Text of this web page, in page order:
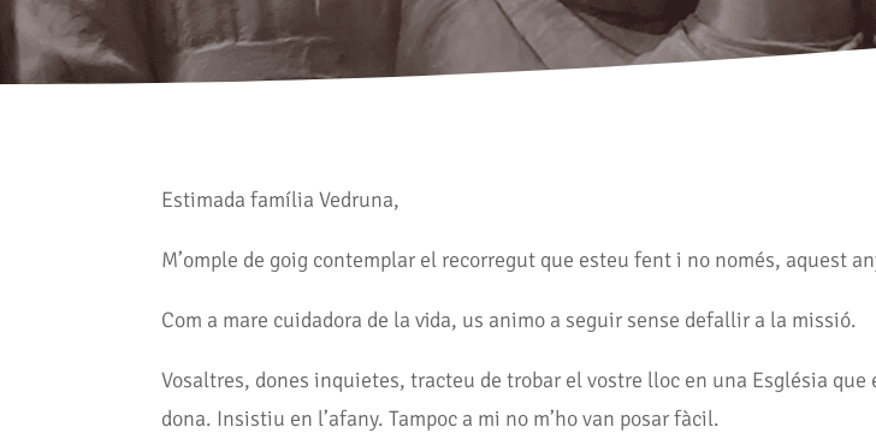
Estimada família Vedruna,
M’omple de goig contemplar el recorregut que esteu fent i no només, aquest
Com a mare cuidadora de la vida, us animo a seguir sense defallir a la missió.
Vosaltres, dones inquietes, tracteu de trobar el vostre lloc en una Església
dona. Insistiu en l’afany. Tampoc a mi no m’ho van posar fàcil.